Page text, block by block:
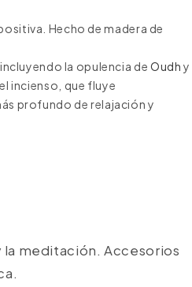
Hecho de madera de
la opulencia de Oudh y
incienso, que fluye
profundo de relajación y
la meditación. Accesorios